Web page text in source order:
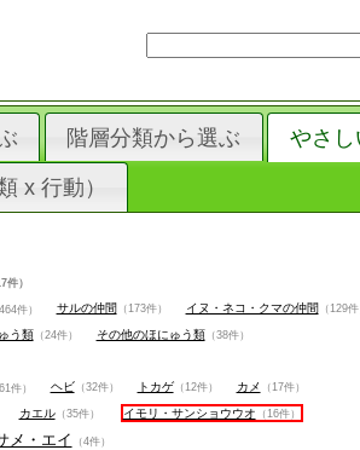
階層分類から選ぶ やさ
x 行動）
件）
464件） サルの仲間 （173件） イヌ・ネコ・クマの仲間 （129件
う類 （24件） その他のほにゅう類 （38件）
件） ヘビ（32件） トカゲ（12件） カメ （17件）
カエル（35件） イモリ・サンショウウオ （16件）
メ・エイ （4件）